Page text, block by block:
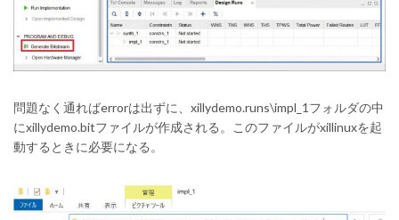
問題なく通ればerrorは出ずに、xillydemo.runs\impl_1フォルダの中
にxillydemo.bitファイルが作成される。このファイルがxillinuxを起
動するときに必要になる。